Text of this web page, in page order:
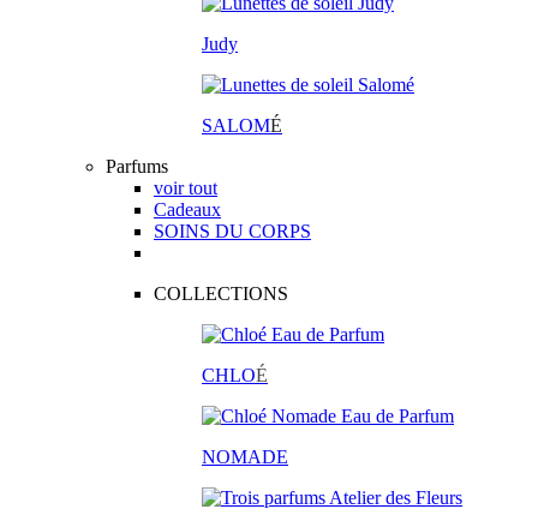
Judy
SALOMÉ
Parfums
voir tout
Cadeaux
SOINS DU CORPS
COLLECTIONS
CHLOÉ
NOMADE